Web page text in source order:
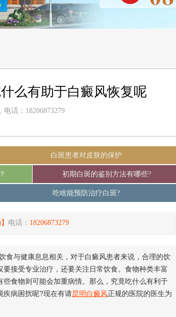
么有助于白癜风恢复呢
话：18206873279
白斑患者对皮肤的保护
初期白斑的鉴别方法有哪些?
吃啥能预防治疗白斑?
电话： 18206873279
与健康息息相关，对于白癜风患者来说，合理的饮
接受专业治疗，还要关注日常饮食。食物种类丰富
食物则可能会加重病情。那么，究竟吃什么有利于
疾病困扰呢?现在有请昆明白癜风正规的医院的医生为